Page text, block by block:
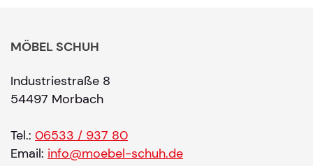
MÖBEL SCHUH
Industriestraße 8
54497 Morbach
Tel.: 06533 / 937 80
Email: info@moebel-schuh.de